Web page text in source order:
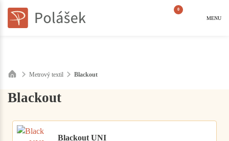
0
MENU
Metrový textil Blackout
Blackout
Blackout UNI